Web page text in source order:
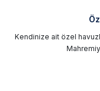
Kendinize ait özel